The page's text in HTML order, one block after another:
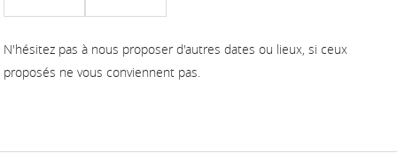
N'hésitez pas à nous proposer d'autres dates ou lieux, si ceux
proposés ne vous conviennent pas.